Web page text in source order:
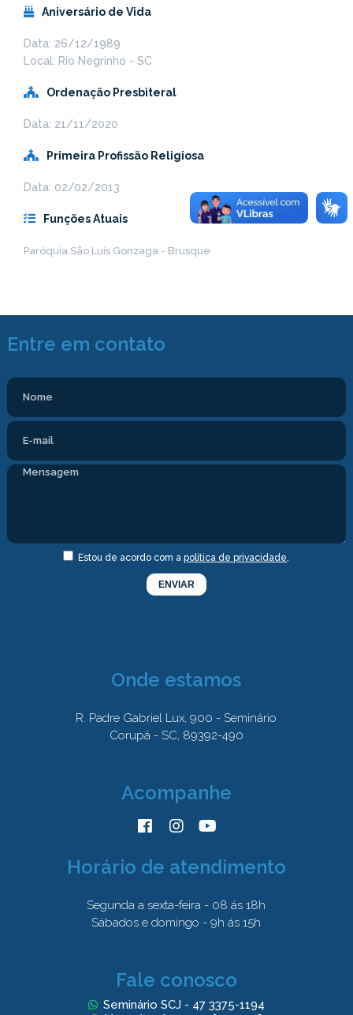
Aniversário de Vida
Data: 26/12/1989
Local: Rio Negrinho - SC
Ordenação Presbiteral
Data: 21/11/2020
Primeira Profissão Religiosa
Data: 02/02/2013
Funções Atuais
Paróquia São Luís Gonzaga - Brusque
Entre em contato
Estou de acordo com apolítica de privacidade.
Onde estamos
R. Padre Gabriel Lux, 900 - Seminário
Corupá - SC, 89392-490
Acompanhe
Horário de atendimento
Segunda a sexta-feira - 08 ás 18h
Sábados e domingo - 9h ás 15h
Fale conosco
Seminário SCJ - 47 3375-1194